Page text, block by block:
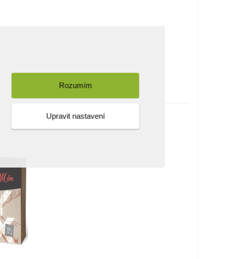
Rozumím
Upravit nastavení